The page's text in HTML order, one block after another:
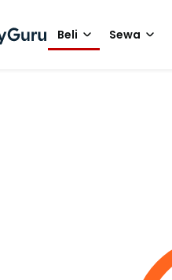
Beli Sewa